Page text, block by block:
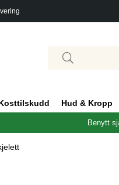
Hud & Kropp
Benytt